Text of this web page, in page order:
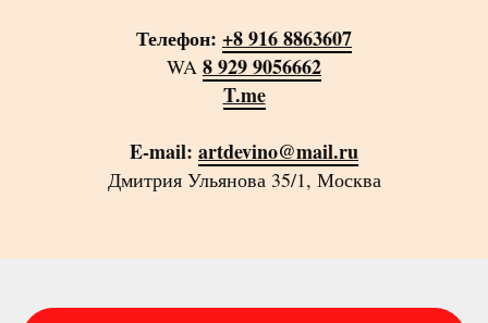
Телефон: +8 916 8863607
WA 8 929 9056662
T.me
E-mail: artdevino@mail.ru
Дмитрия Ульянова 35/1, Москва